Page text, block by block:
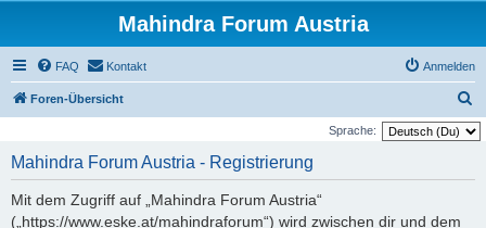
Mahindra Forum Austria
FAQ Kontakt Anmelden
Foren-Übersicht
u
Sprache:
Mahindra Forum Austria - Registrierung
Mit dem Zugriff auf „Mahindra Forum Austria“
(„https://www.eske.at/mahindraforum“) wird zwischen dir und dem